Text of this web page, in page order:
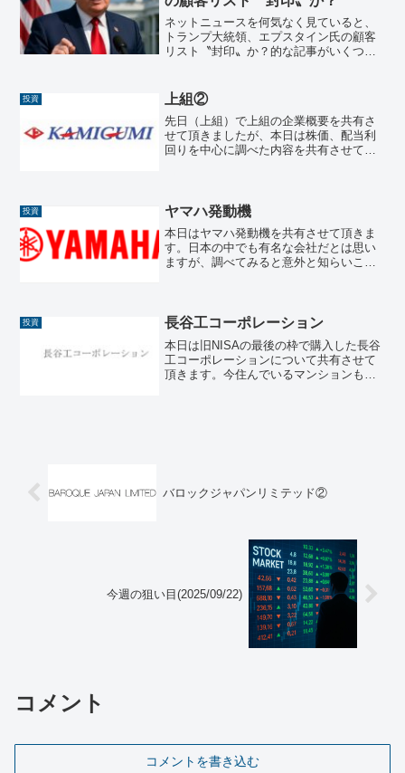
ネットニュースを何気なく見ていると、
トランプ大統領、エプスタイン氏の顧客
リスト〝封印〟か？的な記事がいくつか
ト」とは何か？ジェフリー・エプスタイ
ンは、性的搾取および...
投資 上組②
先日（上組）で上組の企業概要を共有さ
せて頂きましたが、本日は株価、配当利
回りを中心に調べた内容を共有させて頂
価レンジ：5...
投資 ヤマハ発動機
本日はヤマハ発動機を共有させて頂きま
す。日本の中でも有名な会社だとは思い
ますが、調べてみると意外と知らいこと
機株式会社 (Yama...
投資 長谷工コーポレーション
本日は旧NISAの最後の枠で購入した長谷
工コーポレーションについて共有させて
頂きます。今住んでいるマンションも長
バロックジャパンリミテッド②
今週の狙い目(2025/09/22)
コメント
コメントを書き込む